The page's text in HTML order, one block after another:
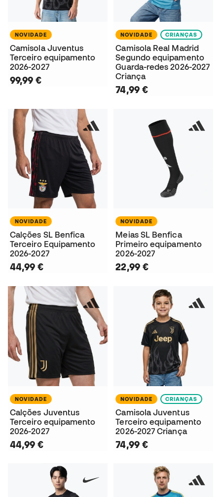
NOVIDADE
Camisola Juventus
Terceiro equipamento
2026-2027
99,99 €
NOVIDADE CRIANÇAS
Camisola Real Madrid
Segundo equipamento
Guarda-redes 2026-2027
Criança
74,99 €
NOVIDADE
Calções SL Benfica
Terceiro Equipamento
2026-2027
44,99 €
NOVIDADE
Meias SL Benfica
Primeiro equipamento
2026-2027
22,99 €
NOVIDADE
Calções Juventus
Terceiro equipamento
2026-2027
44,99 €
NOVIDADE CRIANÇAS
Camisola Juventus
Terceiro equipamento
2026-2027 Criança
74,99 €